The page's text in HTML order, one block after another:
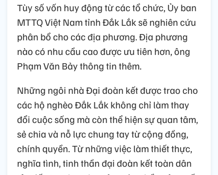
Tùy số vốn huy động từ các tổ chức, Ủy ban
MTTQ Việt Nam tỉnh Đắk Lắk sẽ nghiên cứu
phân bổ cho các địa phương. Địa phương
nào có nhu cầu cao được ưu tiên hơn, ông
Phạm Văn Bảy thông tin thêm.
Những ngôi nhà Đại đoàn kết được trao cho
các hộ nghèo Đắk Lắk không chỉ làm thay
đổi cuộc sống mà còn thể hiện sự quan tâm,
sẻ chia và nỗ lực chung tay từ cộng đồng,
chính quyền. Từ những việc làm thiết thực,
nghĩa tình, tinh thần đại đoàn kết toàn dân